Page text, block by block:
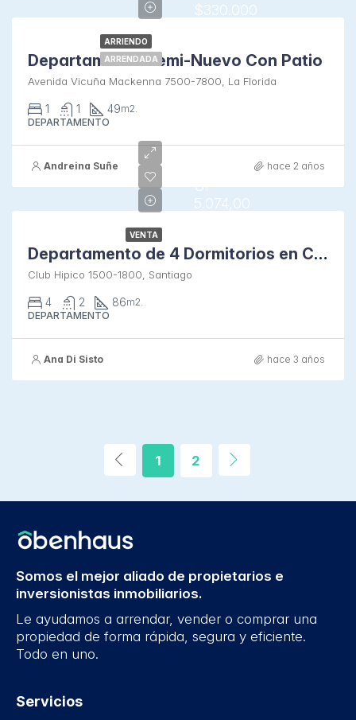
ARRIENDO
ARRENDADA
$330.000
Departamento Semi-Nuevo Con Patio
Avenida Vicuña Mackenna 7500-7800, La Florida
1 1 49m2.
DEPARTAMENTO
Andreina Suñe hace 2 años
VENTA
UF
5.074,00
Departamento de 4 Dormitorios en Club Hípico
Club Hipico 1500-1800, Santiago
4 2 86m2.
DEPARTAMENTO
Ana Di Sisto hace 3 años
1 2
Somos el mejor aliado de propietarios e
inversionistas inmobiliarios.
Le ayudamos a arrendar, vender o comprar una
propiedad de forma rápida, segura y eficiente.
Todo en uno.
Servicios